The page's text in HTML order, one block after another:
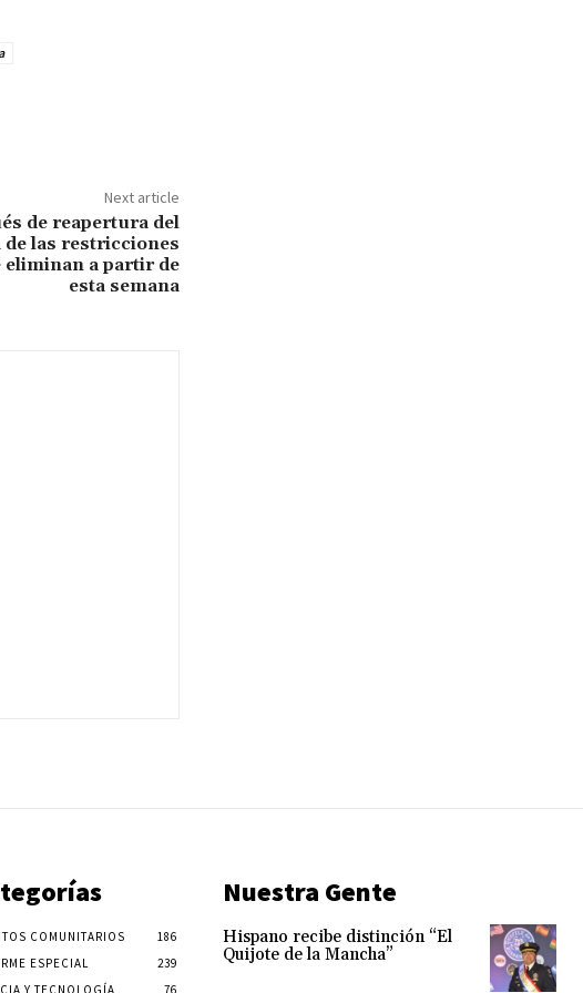
Next article
de reapertura del
las restricciones
eliminan a partir de
esta semana
COMUNITARIOS
186
ESPECIAL
239
Nuestra Gente
Hispano recibe distinción “El
Quijote de la Mancha”